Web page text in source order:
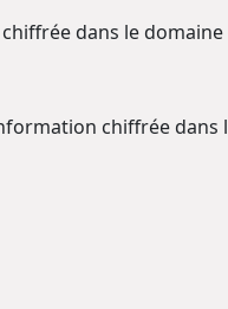
dans le domaine
chiffrée dans